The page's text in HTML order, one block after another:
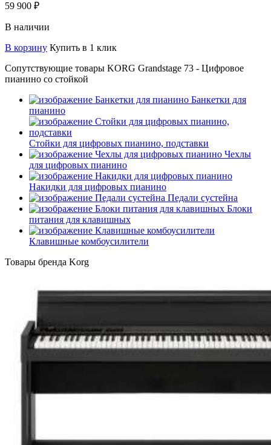
59 900 ₽
В наличии
В корзину Купить в 1 клик
Сопутствующие товары KORG Grandstage 73 - Цифровое
пианино со стойкой
Банкетки для
пианино
Стойки для цифровых пианино, подставки
Чехлы
для цифровых пианино
Накидки для цифровых пианино
Педали сустейна
Блоки
питания для клавишных
Клавишные комбоусилители
Товары бренда Korg